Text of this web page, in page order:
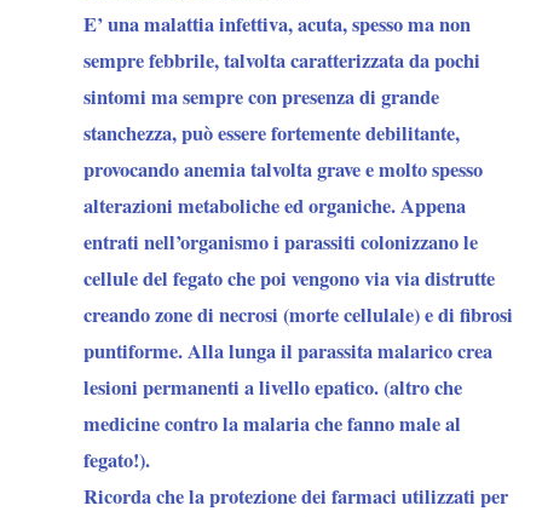
E’ una malattia infettiva, acuta, spesso ma non
sempre febbrile, talvolta caratterizzata da pochi
sintomi ma sempre con presenza di grande
stanchezza, può essere fortemente debilitante,
provocando anemia talvolta grave e molto spesso
alterazioni metaboliche ed organiche. Appena
entrati nell’organismo i parassiti colonizzano le
cellule del fegato che poi vengono via via distrutte
creando zone di necrosi (morte cellulale) e di fibrosi
puntiforme. Alla lunga il parassita malarico crea
lesioni permanenti a livello epatico. (altro che
medicine contro la malaria che fanno male al
fegato!).
Ricorda che la protezione dei farmaci utilizzati per